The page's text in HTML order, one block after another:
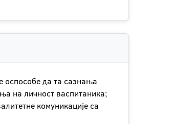
оспособе да та сазнања
на личност васпитаника;
комуникације са